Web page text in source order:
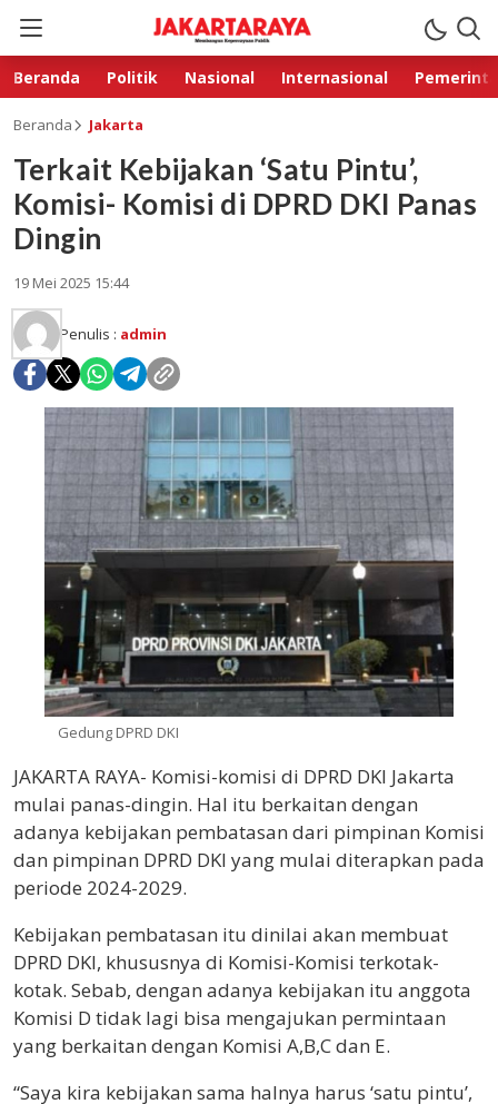
Beranda Politik Nasional Internasional
Beranda Jakarta
Terkait Kebijakan ‘Satu Pintu’,
Komisi- Komisi di DPRD DKI Panas
Dingin
19 Mei 2025 15:44
Penulis : admin
Gedung DPRD DKI
JAKARTA RAYA- Komisi-komisi di DPRD DKI Jakarta
mulai panas-dingin. Hal itu berkaitan dengan
adanya kebijakan pembatasan dari pimpinan Komisi
dan pimpinan DPRD DKI yang mulai diterapkan pada
periode 2024-2029.
Kebijakan pembatasan itu dinilai akan membuat
DPRD DKI, khususnya di Komisi-Komisi terkotak-
kotak. Sebab, dengan adanya kebijakan itu anggota
Komisi D tidak lagi bisa mengajukan permintaan
yang berkaitan dengan Komisi A,B,C dan E.
“Saya kira kebijakan sama halnya harus ‘satu pintu’,